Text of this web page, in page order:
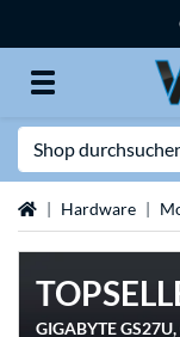
StartseiteHardware
GIGABYTE